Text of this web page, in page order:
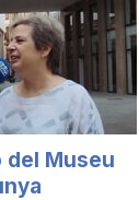
del Museu